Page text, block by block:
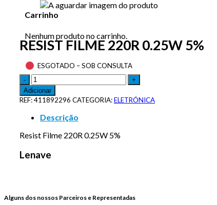
Carrinho
Nenhum produto no carrinho.
RESIST FILME 220R 0.25W 5%
ESGOTADO – SOB CONSULTA
Adicionar
REF:411892296 CATEGORIA:ELETRÓNICA
Descrição
Resist Filme 220R 0.25W 5%
Lenave
Alguns dos nossos Parceiros e Representadas